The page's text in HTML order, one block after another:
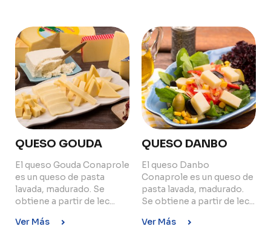
QUESO GOUDA
El queso Gouda Conaprole
es un queso de pasta
lavada, madurado. Se
obtiene a partir de lec...
Ver Más
QUESO DANBO
El queso Danbo
Conaprole es un queso de
pasta lavada, madurado.
Se obtiene a partir de lec...
Ver Más
Nutricionals
Our Dairy Farmers
Catalogue
Grass-fed
Our Dairy Farmers
Supply Chain
Sustentability
Quality and Innovation
Contact
Copyright © 2024 Conaprole. All rights reserved